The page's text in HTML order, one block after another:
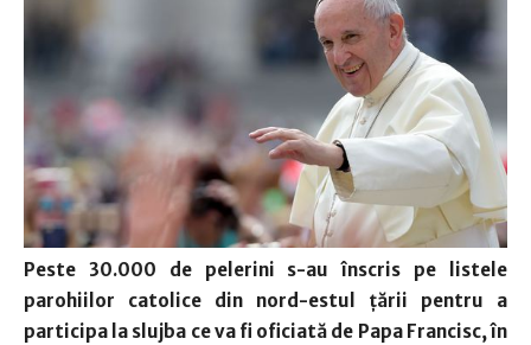
Peste 30.000 de pelerini s-au înscris pe listele
parohiilor catolice din nord-estul ţării pentru a
participa la slujba ce va fi oficiată de Papa Francisc, în